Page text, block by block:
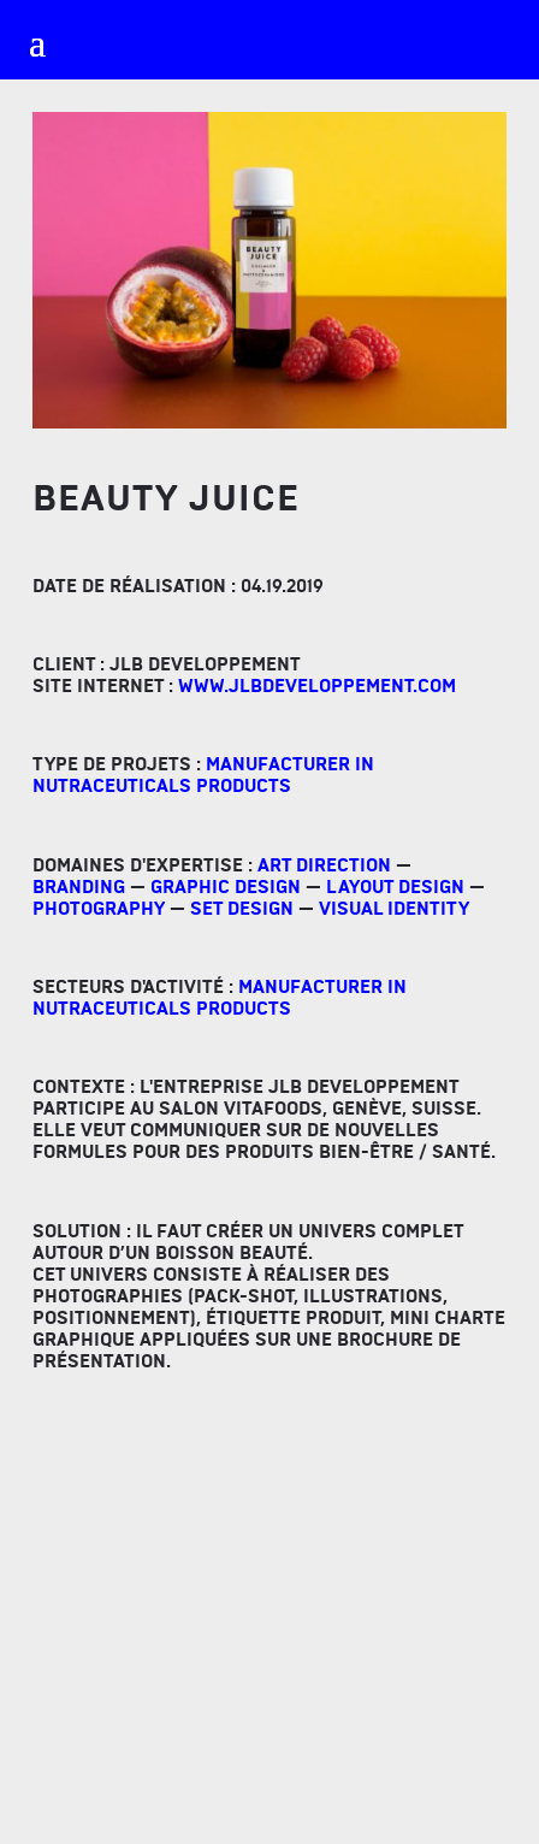
BEAUTY JUICE
DATE DE RÉALISATION : 04.19.2019
CLIENT : JLB DEVELOPPEMENT
SITE INTERNET :WWW.JLBDEVELOPPEMENT.COM
TYPE DE PROJETS : MANUFACTURER IN
NUTRACEUTICALS PRODUCTS
DOMAINES D'EXPERTISE :ART DIRECTION —
BRANDING— GRAPHIC DESIGN — LAYOUT DESIGN —
PHOTOGRAPHY— SET DESIGN — VISUAL IDENTITY
SECTEURS D'ACTIVITÉ : MANUFACTURER IN
NUTRACEUTICALS PRODUCTS
CONTEXTE : L'ENTREPRISE JLB DEVELOPPEMENT
PARTICIPE AU SALON VITAFOODS, GENÈVE, SUISSE.
ELLE VEUT COMMUNIQUER SUR DE NOUVELLES
FORMULES POUR DES PRODUITS BIEN-ÊTRE / SANTÉ.
SOLUTION : IL FAUT CRÉER UN UNIVERS COMPLET
AUTOUR D’UN BOISSON BEAUTÉ.
CET UNIVERS CONSISTE À RÉALISER DES
PHOTOGRAPHIES (PACK-SHOT, ILLUSTRATIONS,
POSITIONNEMENT), ÉTIQUETTE PRODUIT, MINI CHARTE
GRAPHIQUE APPLIQUÉES SUR UNE BROCHURE DE
PRÉSENTATION.